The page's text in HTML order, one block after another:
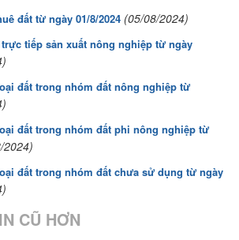
đất từ ngày 01/8/2024 (05/08/2024)
tiếp sản xuất nông nghiệp từ ngày
đất trong nhóm đất nông nghiệp từ
đất trong nhóm đất phi nông nghiệp từ
2024)
đất trong nhóm đất chưa sử dụng từ ngày
CŨ HƠN